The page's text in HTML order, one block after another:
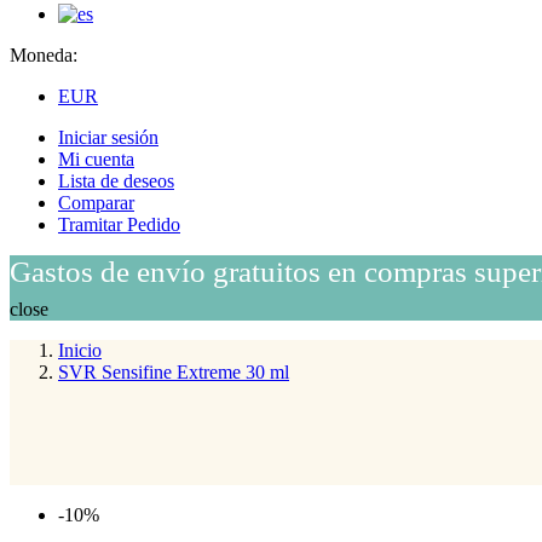
Moneda:
EUR
Iniciar sesión
Mi cuenta
Lista de deseos
Comparar
Tramitar Pedido
Gastos de envío gratuitos en compras
close
Inicio
SVR Sensifine Extreme 30 ml
-10%